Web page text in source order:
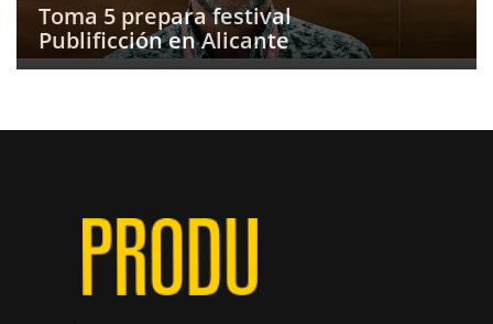
Toma 5 prepara festival
Publificción en Alicante